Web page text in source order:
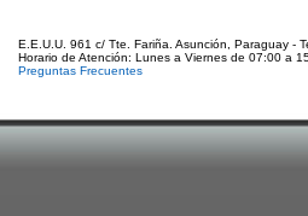
E.E.U.U. 961 c/ Tte. Fariña. Asunción, Paraguay -
Horario de Atención: Lunes a Viernes de 07:00 a
Preguntas Frecuentes